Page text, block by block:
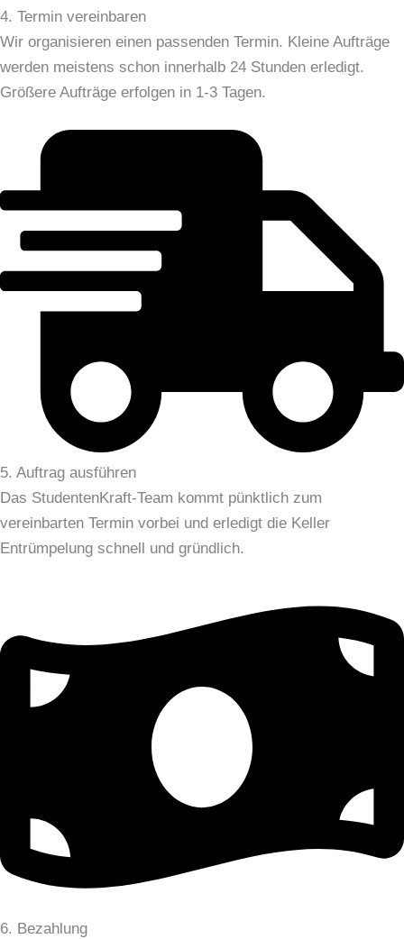
4. Termin vereinbaren
Wir organisieren einen passenden Termin. Kleine Aufträge
werden meistens schon innerhalb 24 Stunden erledigt.
Größere Aufträge erfolgen in 1-3 Tagen.
5. Auftrag ausführen
Das StudentenKraft-Team kommt pünktlich zum
vereinbarten Termin vorbei und erledigt die Keller
Entrümpelung schnell und gründlich.
6. Bezahlung